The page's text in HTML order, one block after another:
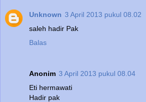
Unknown 3 April 2013 pukul 08.02
saleh hadir Pak
Balas
Anonim 3 April 2013 pukul 08.04
Eti hermawati
Hadir pak